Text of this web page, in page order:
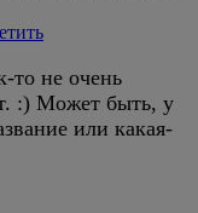
то не очень
:) Может быть, у
или какая-